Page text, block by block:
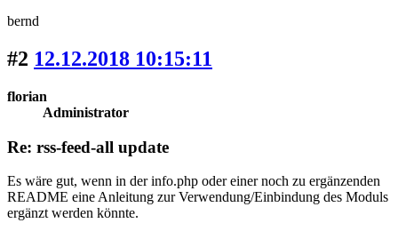
bernd
#2 12.12.2018 10:15:11
florian
Administrator
Re: rss-feed-all update
Es wäre gut, wenn in der info.php oder einer noch zu ergänzenden
README eine Anleitung zur Verwendung/Einbindung des Moduls
ergänzt werden könnte.